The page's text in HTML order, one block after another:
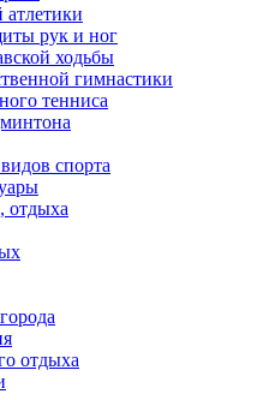
атлетики
рук и ног
ходьбы
гимнастики
тенниса
спорта
отдыха
отдыха